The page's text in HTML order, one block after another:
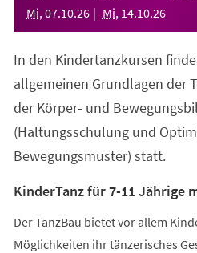
Mi, 07.10.26 Mi, 14.10.26
In den Kindertanzkursen
allgemeinen Grundlagen der
der Körper- und
(Haltungsschulung und
Bewegungsmuster) statt.
KinderTanz für 7-11 Jährige
Der TanzBau bietet vor allem
Möglichkeiten ihr tänzerisches